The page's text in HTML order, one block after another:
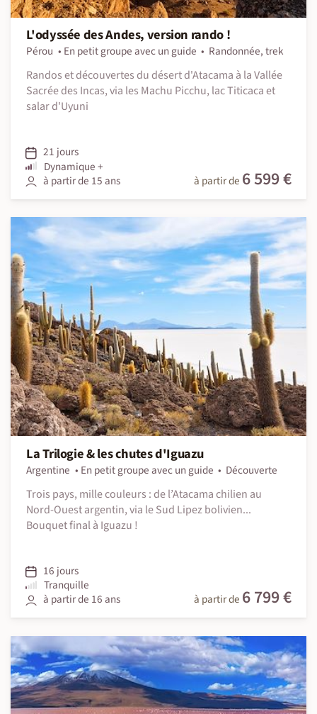
L'odyssée des Andes, version rando !
Pérou En petit groupe avec un guide
Randonnée, trek
Randos et découvertes du désert d'Atacama à la Vallée
Sacrée des Incas, via les Machu Picchu, lac Titicaca et
salar d'Uyuni
21 jours
Dynamique +
à partir de 15 ans
à partir de 6 599 €
La Trilogie & les chutes d'Iguazu
Argentine En petit groupe avec un guide
Découverte
Trois pays, mille couleurs : de l’Atacama chilien au
Nord-Ouest argentin, via le Sud Lipez bolivien...
Bouquet final à Iguazu !
16 jours
Tranquille
à partir de 16 ans
à partir de 6 799 €